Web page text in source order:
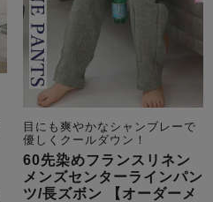
目にも爽やかなシャンブレーで
優しくクールダウン！
60先染めフランスリネン
メンズセンターラインパン
ツ/長ズボン 【オーダーメ